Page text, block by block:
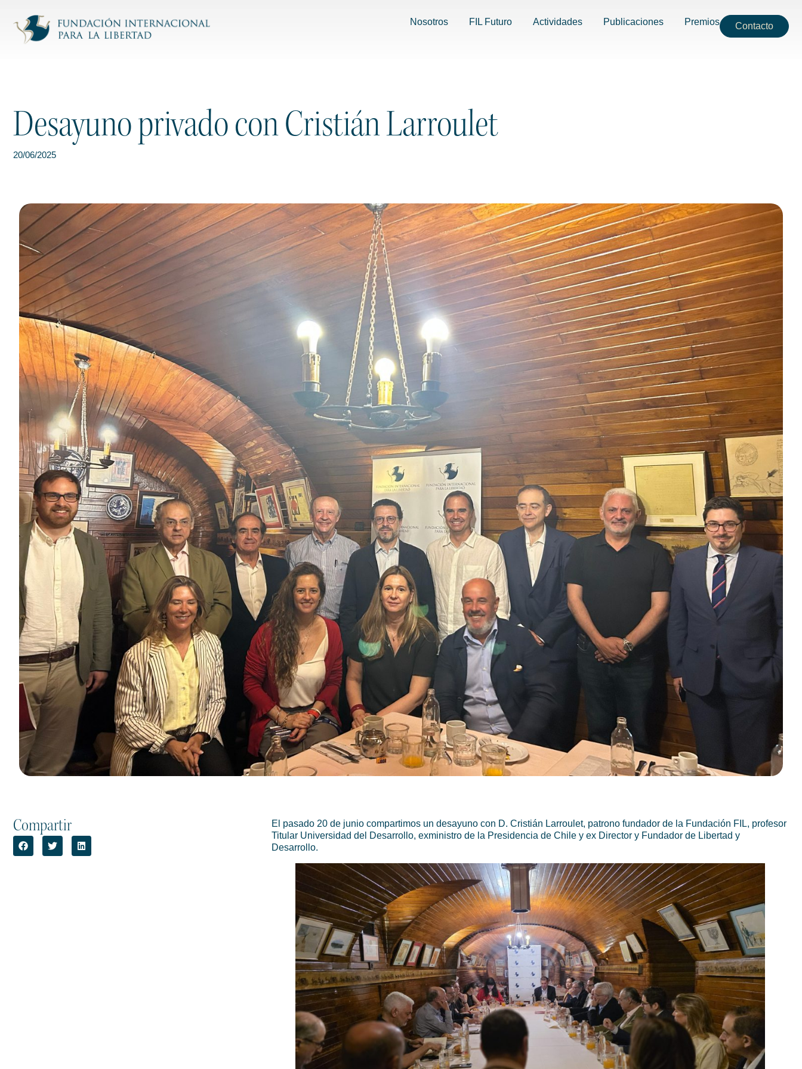
Nosotros FIL Futuro Actividades Publicaciones Premios Contacto
Desayuno privado con Cristián Larroulet
20/06/2025
Compartir
El pasado 20 de junio compartimos un desayuno con D. Cristián Larroulet, patrono fundador de la Fundación FIL, profesor
Titular Universidad del Desarrollo, exministro de la Presidencia de Chile y ex Director y Fundador de Libertad y
Desarrollo.